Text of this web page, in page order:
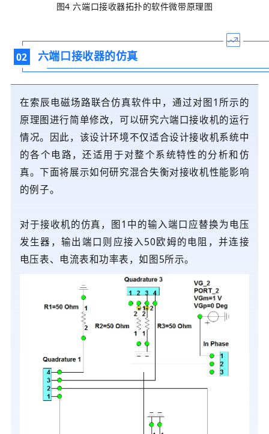
图4 六端口接收器拓扑的软件微带原理图
02 六端口接收器的仿真
在索辰电磁场路联合仿真软件中，通过对图1所示的
原理图进行简单修改，可以研究六端口接收机的运行
情况。因此，该设计环境不仅适合设计接收机系统中
的各个电路，还适用于对整个系统特性的分析和仿
真。下面将展示如何研究混合失衡对接收机性能影响
的例子。
对于接收机的仿真，图1中的输入端口应替换为电压
发生器，输出端口则应接入50欧姆的电阻，并连接
电压表、电流表和功率表，如图5所示。